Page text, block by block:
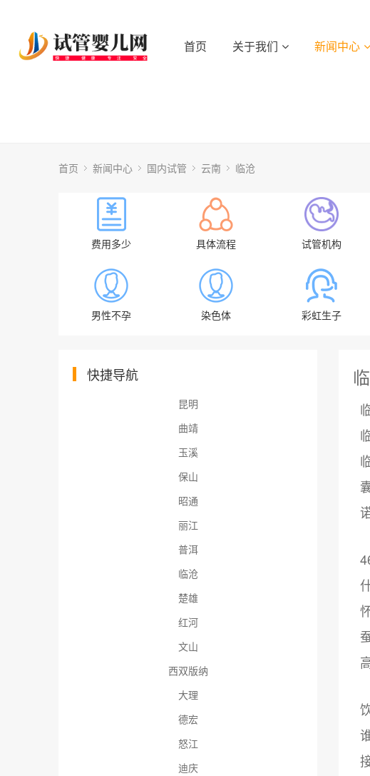
首页 关于我们 新闻中心
首页 新闻中心 国内试管 云南 临沧
费用多少 具体流程 试管机构
男性不孕 染色体 彩虹生子
快捷导航
昆明
曲靖
玉溪
保山
昭通
丽江
普洱
临沧
楚雄
红河
文山
西双版纳
大理
德宏
怒江
迪庆